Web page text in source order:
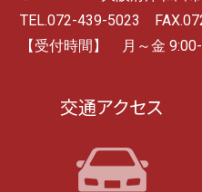
TEL.072-439-5023
【受付時間】 月～金
交通アクセス